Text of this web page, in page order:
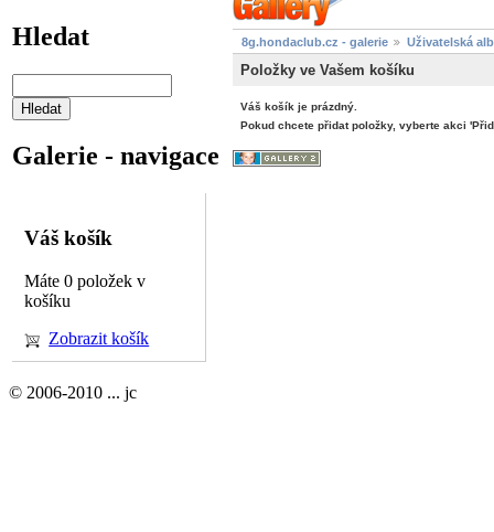
Hledat
Galerie - navigace
Váš košík
Máte 0 položek v
košíku
Zobrazit košík
8g.hondaclub.cz - galerie Uživatelská
Položky ve Vašem košíku
Váš košík je prázdný.
Pokud chcete přidat položky, vyberte akci
© 2006-2010 ... jc